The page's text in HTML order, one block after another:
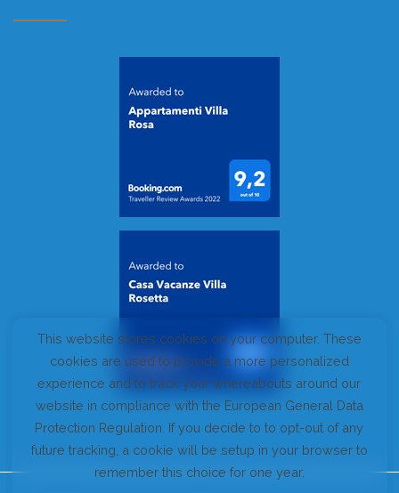
This website stores cookies on your computer. These
cookies are used to provide a more personalized
experience and to track your whereabouts around our
website in compliance with the European General Data
Protection Regulation. If you decide to to opt-out of any
future tracking, a cookie will be setup in your browser to
remember this choice for one year.